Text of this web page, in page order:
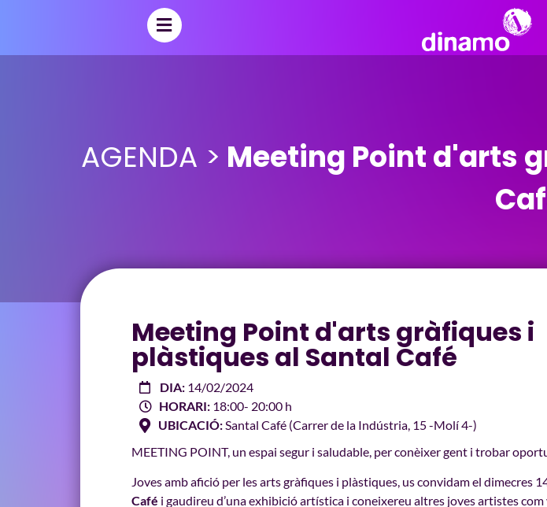
AGENDA > Meeting Point d'arts
Meeting Point d'arts gràfiques i
plàstiques al Santal Café
DIA: 14/02/2024
HORARI: 18:00- 20:00 h
UBICACIÓ:Santal Café (Carrer de la Indústria, 15 -Molí 4-)
MEETING POINT, un espai segur i saludable, per conèixer gent i trobar
Joves amb afició per les arts gràfiques i plàstiques, us convidam el dimecres
Café i gaudireu d’una exhibició artística i coneixereu altres joves artistes